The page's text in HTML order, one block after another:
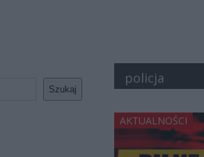
Szukaj
policja
AKTUALNOŚCI